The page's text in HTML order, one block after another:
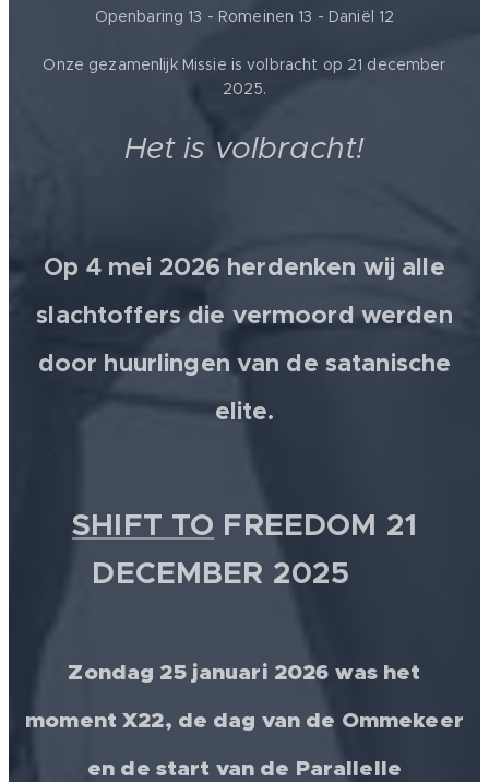
Openbaring 13 - Romeinen 13 - Daniël 12
Onze gezamenlijk Missie is volbracht op 21 december
2025.
Het is volbracht!
Op 4 mei 2026 herdenken wij alle
slachtoffers die vermoord werden
door huurlingen van de satanische
elite.
SHIFT TO FREEDOM 21
DECEMBER 2025 💫
Zondag 25 januari 2026 was het
moment X22, de dag van de Ommekeer
en de start van de Parallelle